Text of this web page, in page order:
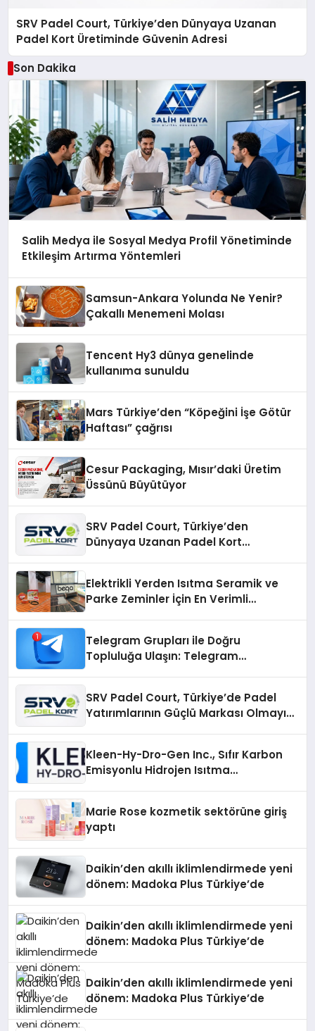
SRV Padel Court, Türkiye’den Dünyaya Uzanan
Padel Kort Üretiminde Güvenin Adresi
Son Dakika
Salih Medya ile Sosyal Medya Profil Yönetiminde
Etkileşim Artırma Yöntemleri
Samsun-Ankara Yolunda Ne Yenir?
Çakallı Menemeni Molası
Tencent Hy3 dünya genelinde
kullanıma sunuldu
Mars Türkiye’den “Köpeğini İşe Götür
Haftası” çağrısı
Cesur Packaging, Mısır’daki Üretim
Üssünü Büyütüyor
SRV Padel Court, Türkiye’den
Dünyaya Uzanan Padel Kort
Elektrikli Yerden Isıtma Seramik ve
Parke Zeminler İçin En Verimli
Telegram Grupları ile Doğru
Topluluğa Ulaşın: Telegram
SRV Padel Court, Türkiye’de Padel
Yatırımlarının Güçlü Markası Olmayı
Kleen-Hy-Dro-Gen Inc., Sıfır Karbon
Emisyonlu Hidrojen Isıtma
Marie Rose kozmetik sektörüne giriş
yaptı
Daikin’den akıllı iklimlendirmede yeni
dönem: Madoka Plus Türkiye’de
Daikin’den akıllı iklimlendirmede yeni
dönem: Madoka Plus Türkiye’de
Daikin’den akıllı iklimlendirmede yeni
dönem: Madoka Plus Türkiye’de